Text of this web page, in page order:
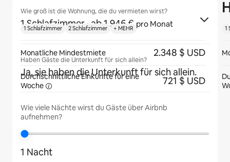
Wie groß ist die Wohnung, die du vermieten wirst?
1 Schlafzimmer · ab 1.946 € pro Monat
Haben Gäste die Unterkunft für sich allein?
Ja, sie haben die Unterkunft für sich allein.
Wie viele Nächte wirst du Gäste über Airbnb
aufnehmen?
1 Nacht
1 Schlafzimmer 2 Schlafzimmer + MEHR
Monatliche Mindestmiete 2.348 $ USD
Durchschnittliche Einkünfte für eine
Woche
721 $ USD
1